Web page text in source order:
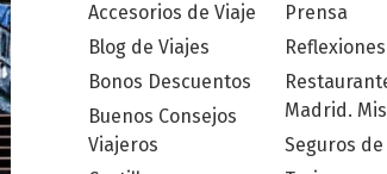
Accesorios de Viaje
Blog de Viajes
Bonos Descuentos
Buenos Consejos
Viajeros
Prensa
Reflexiones
Madrid. Mis
Seguros